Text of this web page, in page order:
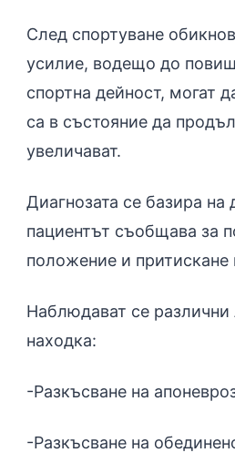
След спортуване
усилие, водещо до
спортна дейност, могат
са в състояние да
увеличават.
Диагнозата се базира на
пациентът съобщава за
положение и притискане
Наблюдават се различни
находка:
-Разкъсване на
-Разкъсване на